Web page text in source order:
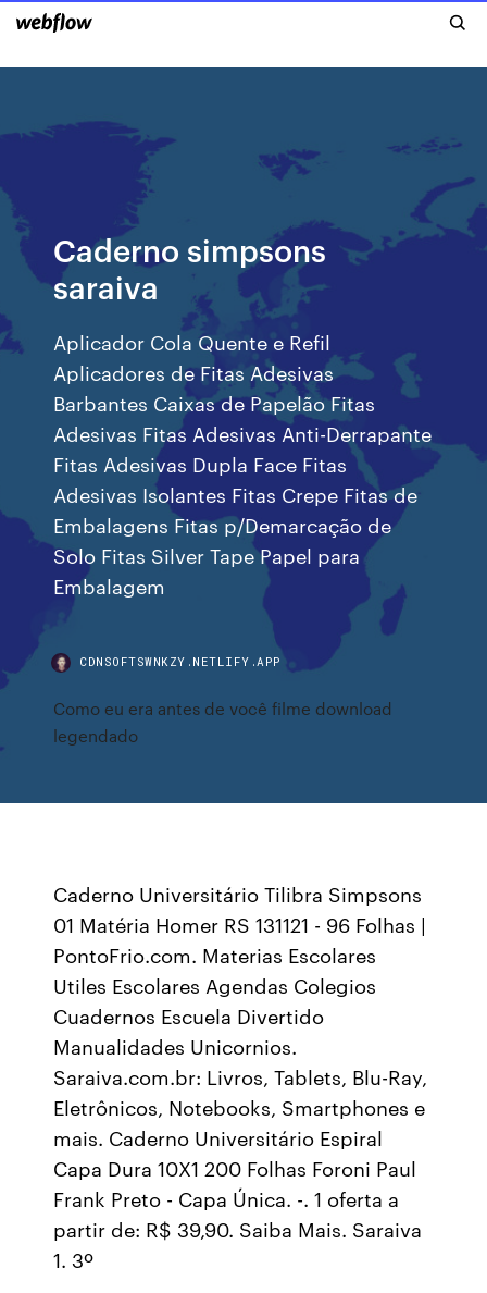
Caderno simpsons
saraiva
Aplicador Cola Quente e Refil
Aplicadores de Fitas Adesivas
Barbantes Caixas de Papelão Fitas
Adesivas Fitas Adesivas Anti-Derrapante
Fitas Adesivas Dupla Face Fitas
Adesivas Isolantes Fitas Crepe Fitas de
Embalagens Fitas p/Demarcação de
Solo Fitas Silver Tape Papel para
Embalagem
CDNSOFTSWNKZY.NETLIFY.APP
Como eu era antes de você filme download
legendado
Caderno Universitário Tilibra Simpsons
01 Matéria Homer RS 131121 - 96 Folhas |
PontoFrio.com. Materias Escolares
Utiles Escolares Agendas Colegios
Cuadernos Escuela Divertido
Manualidades Unicornios.
Saraiva.com.br: Livros, Tablets, Blu-Ray,
Eletrônicos, Notebooks, Smartphones e
mais. Caderno Universitário Espiral
Capa Dura 10X1 200 Folhas Foroni Paul
Frank Preto - Capa Única. -. 1 oferta a
partir de: R$ 39,90. Saiba Mais. Saraiva
1. 3º